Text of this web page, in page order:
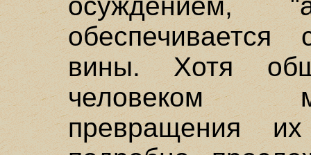
вины. Хотя
человеком
превращения